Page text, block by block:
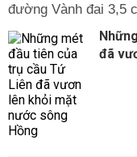
đường Vành đai 3,5
đã